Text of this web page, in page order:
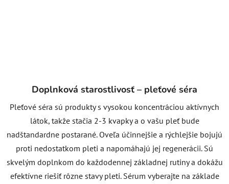
Doplnková starostlivosť – pleťové séra
Pleťové séra sú produkty s vysokou koncentráciou aktívnych
látok, takže stačia 2-3 kvapky a o vašu pleť bude
nadštandardne postarané. Oveľa účinnejšie a rýchlejšie bojujú
proti nedostatkom pleti a napomáhajú jej regenerácii. Sú
skvelým doplnkom do každodennej základnej rutiny a dokážu
efektívne riešiť rôzne stavy pleti. Sérum vyberajte na základe